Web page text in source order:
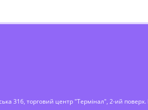
316, торговий центр "Термінал", 2-ий